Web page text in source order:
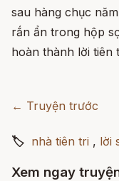
sau hàng chục
rắn ẩn trong hộp
hoàn thành lời tiên
← Truyện trước
🏷 nhà tiên tri , lời
Xem ngay